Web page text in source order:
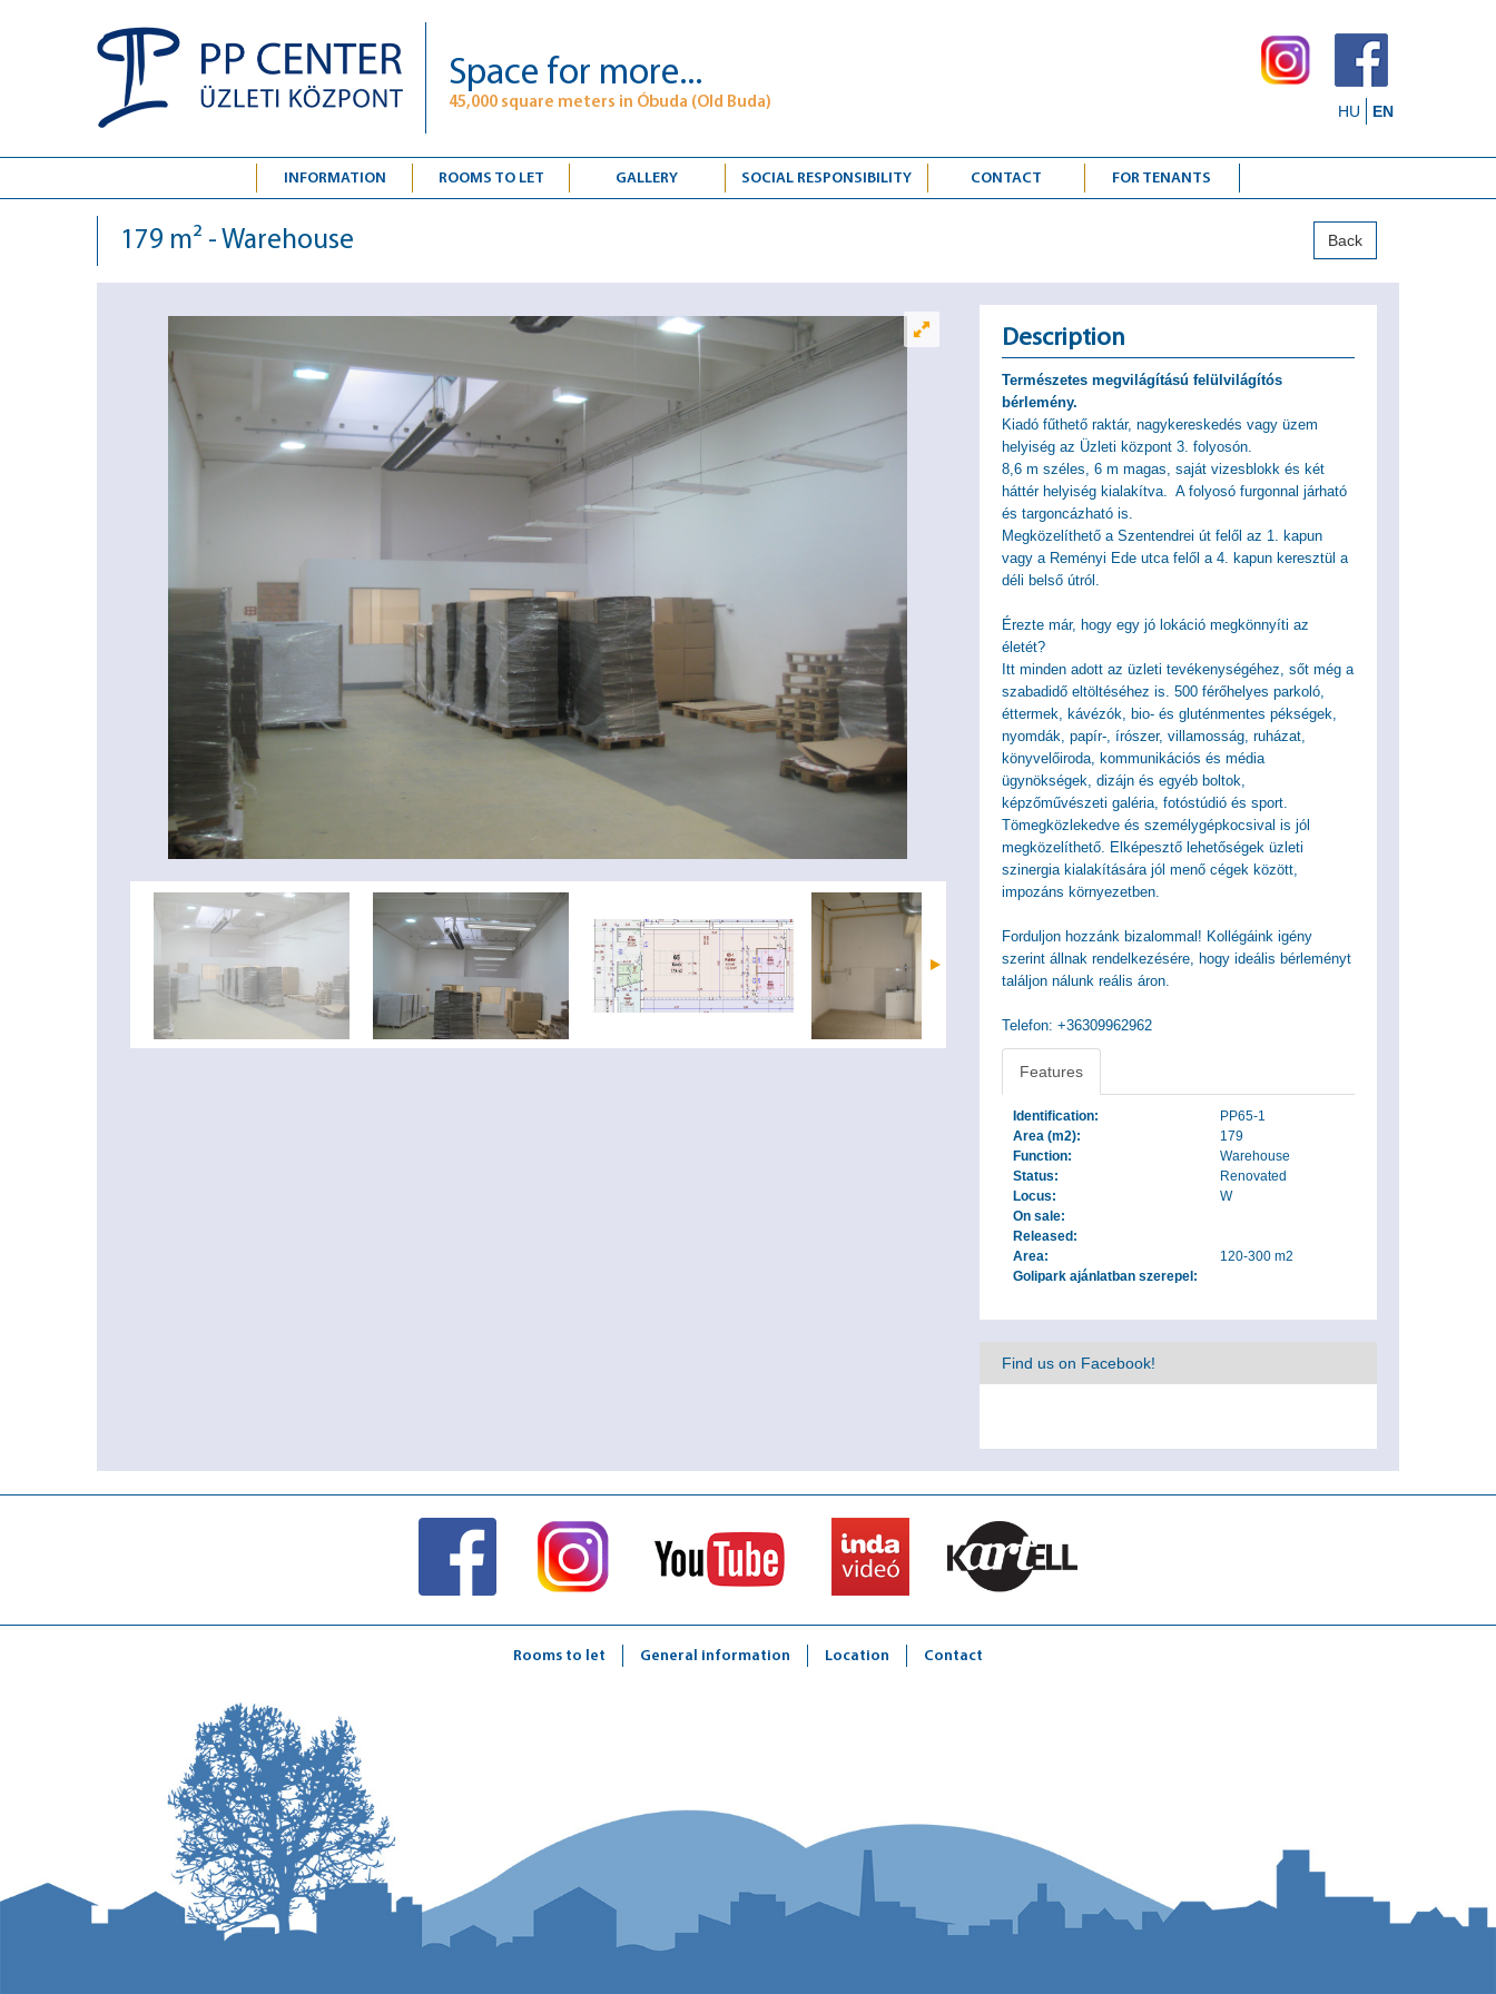
Space for more...
45,000 square meters in Óbuda (Old Buda) HU EN
INFORMATION ROOMS TO LET GALLERY SOCIAL RESPONSIBILITY CONTACT FOR TENANTS
179 m² - Warehouse Back
Description
Természetes megvilágítású felülvilágítós
bérlemény.
Kiadó fűthető raktár, nagykereskedés vagy üzem
helyiség az Üzleti központ 3. folyosón.
8,6 m széles, 6 m magas, saját vizesblokk és két
háttér helyiség kialakítva. A folyosó furgonnal járható
és targoncázható is.
Megközelíthető a Szentendrei út felől az 1. kapun
vagy a Reményi Ede utca felől a 4. kapun keresztül a
déli belső útról.
Érezte már, hogy egy jó lokáció megkönnyíti az
életét?
Itt minden adott az üzleti tevékenységéhez, sőt még a
szabadidő eltöltéséhez is. 500 férőhelyes parkoló,
éttermek, kávézók, bio- és gluténmentes pékségek,
nyomdák, papír-, írószer, villamosság, ruházat,
könyvelőiroda, kommunikációs és média
ügynökségek, dizájn és egyéb boltok,
képzőművészeti galéria, fotóstúdió és sport.
Tömegközlekedve és személygépkocsival is jól
megközelíthető. Elképesztő lehetőségek üzleti
szinergia kialakítására jól menő cégek között,
impozáns környezetben.
Forduljon hozzánk bizalommal! Kollégáink igény
szerint állnak rendelkezésére, hogy ideális bérleményt
találjon nálunk reális áron.
Telefon: +36309962962
Features
Identification:
PP65-1
Area (m2):
179
Function:
Warehouse
Status:
Renovated
Locus:
W
On sale:
Released:
Area:
120-300 m2
Golipark ajánlatban szerepel:
Find us on Facebook!
Rooms to let General information Location Contact